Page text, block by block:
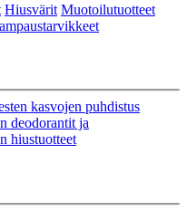
Hiusvärit Muotoilutuotteet
kasvojen puhdistus
deodorantit ja
hiustuotteet